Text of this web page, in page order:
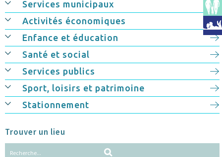
Services municipaux
Activités économiques
Enfance et éducation
Santé et social
Services publics
Sport, loisirs et patrimoine
Stationnement
Trouver un lieu